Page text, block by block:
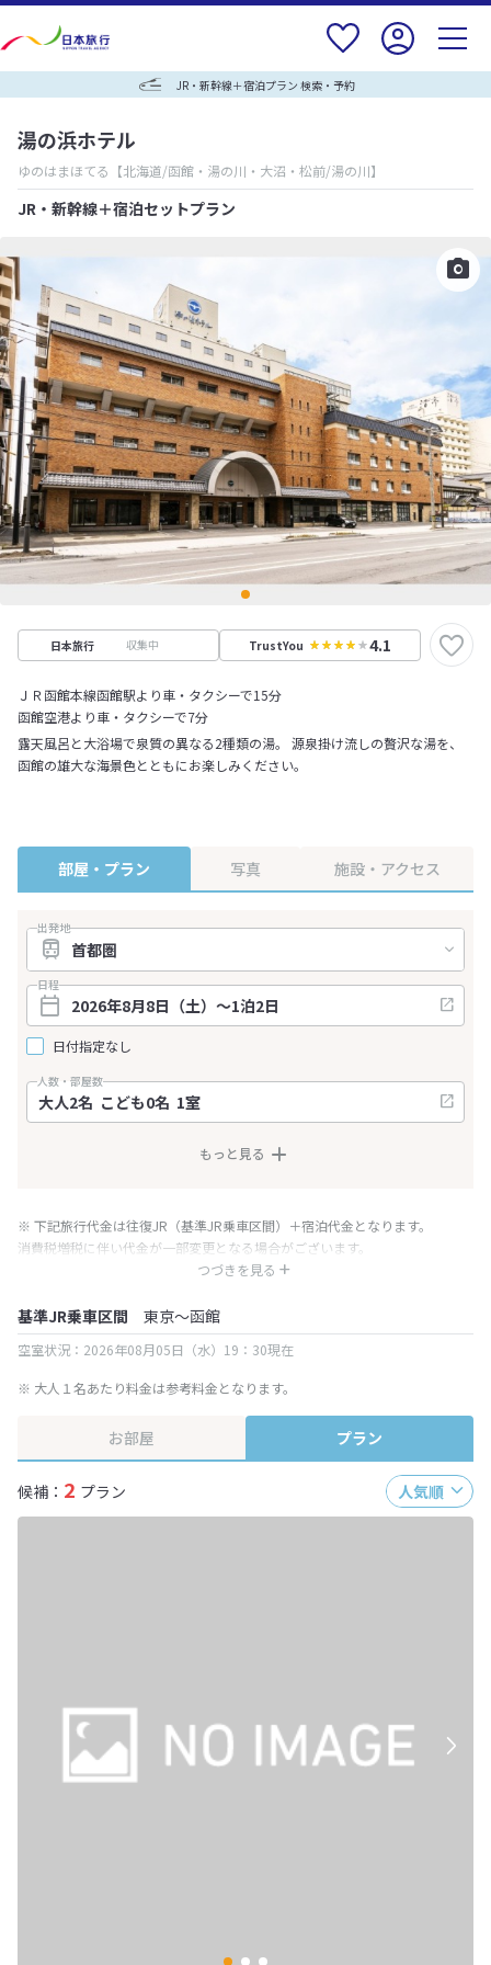
JR・新幹線＋宿泊プラン 検索・予約
湯の浜ホテル
ゆのはまほてる 【北海道/函館・湯の川・大沼・松前/湯の川】
JR・新幹線＋宿泊セットプラン
日本旅行 収集中 TrustYou 4.1
ＪＲ函館本線函館駅より車・タクシーで15分
函館空港より車・タクシーで7分
露天風呂と大浴場で泉質の異なる2種類の湯。 源泉掛け流しの贅沢な湯を、
函館の雄大な海景色とともにお楽しみください。
部屋・プラン 写真 施設・アクセス
出発地
日程
日付指定なし
人数・部屋数
もっと見る
つづきを見る
※ 下記旅行代金は往復JR（基準JR乗車区間）＋宿泊代金となります。
消費税増税に伴い代金が一部変更となる場合がございます。
※ 表示されている旅行代金・プラン内容は一定時間ごとに更新されます。最
基準JR乗車区間 東京～函館
空室状況：2026年08月05日（水）19：30現在
※ 大人１名あたり料金は参考料金となります。
お部屋 プラン
候補： 2 プラン 人気順